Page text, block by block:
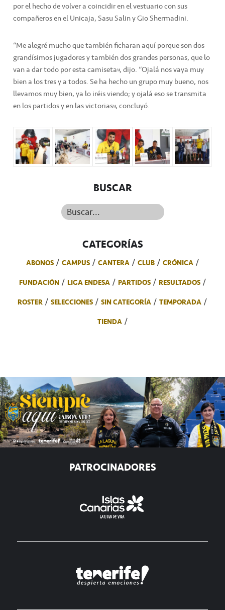
por el hecho de volver a coincidir en el vestuario con sus
compañeros en el Unicaja, Sasu Salin y Gio Shermadini.
“Me alegré mucho que también ficharan aquí porque son dos
grandísimos jugadores y también dos grandes personas, que lo
van a dar todo por esta camiseta”, dijo. “Ojalá nos vaya muy
bien a los tres y a todos. Se ha hecho un grupo muy bueno, nos
llevamos muy bien, ya lo iréis viendo; y ojalá eso se transmita
en los partidos y en las victorias”, concluyó.
BUSCAR
Buscar...
CATEGORÍAS
ABONOS CAMPUS CANTERA CLUB
CRÓNICA
FUNDACIÓN
LIGA ENDESA PARTIDOS
RESULTADOS
ROSTER
SELECCIONES SIN CATEGORÍA
TEMPORADA
TIENDA
PATROCINADORES